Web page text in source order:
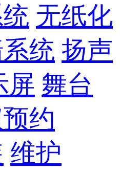
无纸化
统 扬声
屏 舞台
约
维护